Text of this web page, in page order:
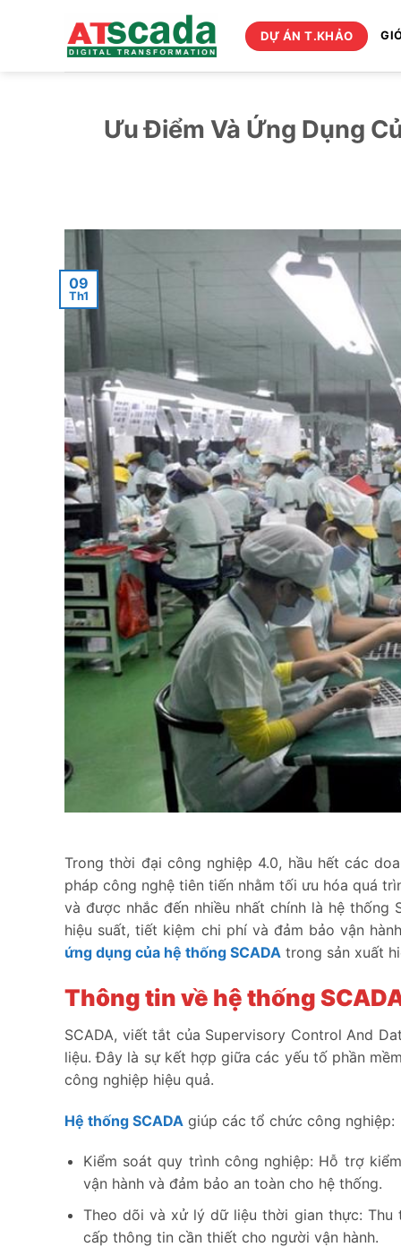
DỰ ÁN T.KHẢO
Ưu Điểm Và Ứng Dụng
09
Th1
Trong thời đại công nghiệp 4.0, hầu hết các
pháp công nghệ tiên tiến nhằm tối ưu hóa quá
và được nhắc đến nhiều nhất chính là hệ thống
hiệu suất, tiết kiệm chi phí và đảm bảo vận
ứng dụng của hệ thống SCADA trong sản xuất
Thông tin về hệ thống
SCADA, viết tắt của Supervisory Control And
liệu. Đây là sự kết hợp giữa các yếu tố phần
công nghiệp hiệu quả.
Hệ thống SCADA giúp các tổ chức công nghiệp:
Kiểm soát quy trình công nghiệp: Hỗ trợ
vận hành và đảm bảo an toàn cho hệ thống.
Theo dõi và xử lý dữ liệu thời gian thực:
cấp thông tin cần thiết cho người vận hành.